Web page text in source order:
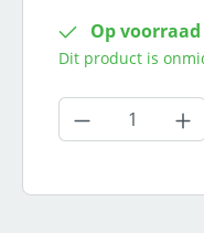
Op voorraad
Dit product is